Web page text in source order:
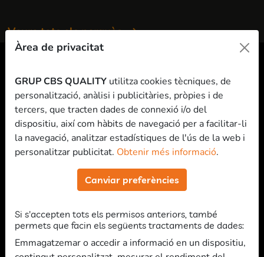
Veure tots els perquès
Quines oposicions
preparem?
Si et decantes per estudiaroposicions
autonòmiquesde la Generalitat de Catalunya:
Mossos d'esquadra
Àrea de privacitat
GRUP CBS QUALITY utilitza cookies tècniques, de
personalització, anàlisi i publicitàries, pròpies i de
tercers, que tracten dades de connexió i/o del
dispositiu, així com hàbits de navegació per a facilitar-li
la navegació, analitzar estadístiques de l'ús de la web i
personalitzar publicitat. Obtenir més informació.
Canviar preferències
Si s'accepten tots els permisos anteriors, també
permets que facin els següents tractaments de dades:
Emmagatzemar o accedir a informació en un dispositiu,